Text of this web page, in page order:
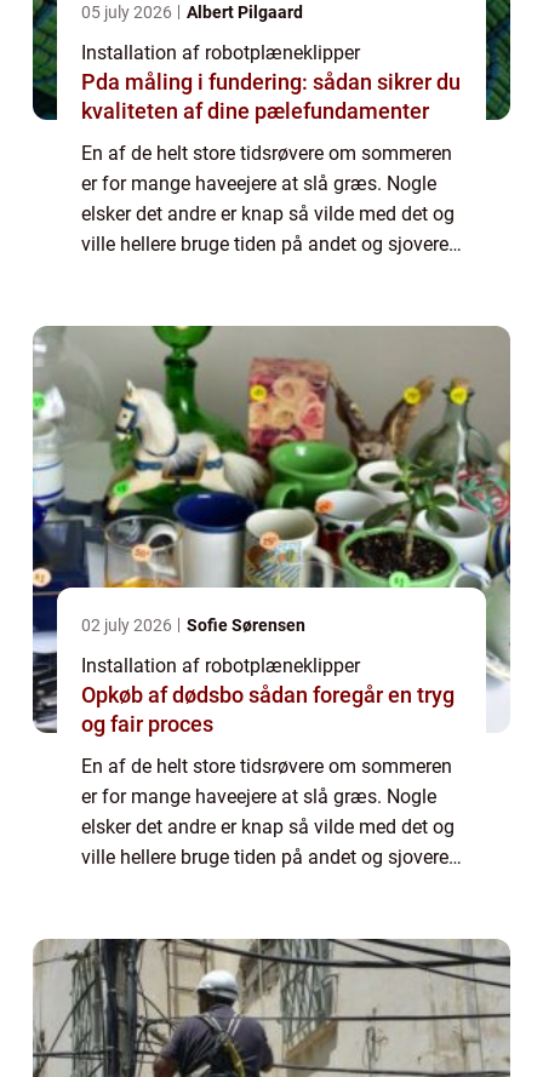
05 july 2026 Albert Pilgaard
Installation af robotplæneklipper
Pda måling i fundering: sådan sikrer du
kvaliteten af dine pælefundamenter
En af de helt store tidsrøvere om sommeren
er for mange haveejere at slå græs. Nogle
elsker det andre er knap så vilde med det og
ville hellere bruge tiden på andet og sjovere
02 july 2026 Sofie Sørensen
Installation af robotplæneklipper
Opkøb af dødsbo sådan foregår en tryg
og fair proces
En af de helt store tidsrøvere om sommeren
er for mange haveejere at slå græs. Nogle
elsker det andre er knap så vilde med det og
ville hellere bruge tiden på andet og sjovere